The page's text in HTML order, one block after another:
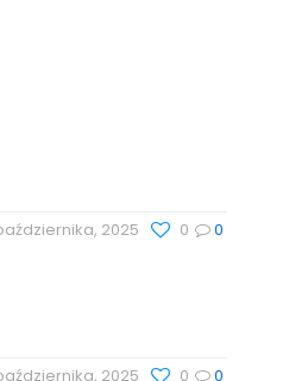
2025 0
0
2025 0
0